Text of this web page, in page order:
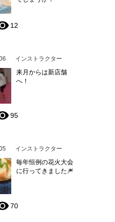
12
インストラクター
来月からは新店舗
へ！
95
インストラクター
毎年恒例の花火大会
に行ってきました🎆
70